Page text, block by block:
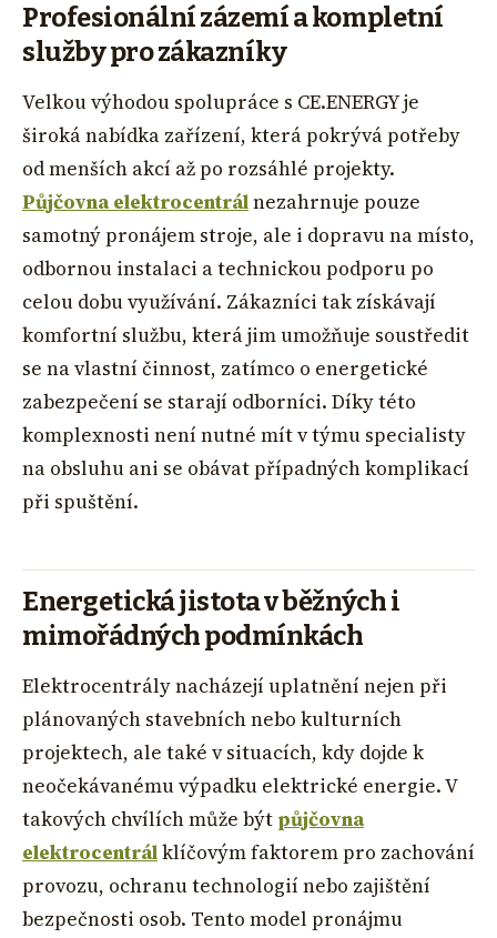
Profesionální zázemí a kompletní
služby pro zákazníky
Velkou výhodou spolupráce s CE.ENERGY je
široká nabídka zařízení, která pokrývá potřeby
od menších akcí až po rozsáhlé projekty.
Půjčovna elektrocentrálnezahrnuje pouze
samotný pronájem stroje, ale i dopravu na místo,
odbornou instalaci a technickou podporu po
celou dobu využívání. Zákazníci tak získávají
komfortní službu, která jim umožňuje soustředit
se na vlastní činnost, zatímco o energetické
zabezpečení se starají odborníci. Díky této
komplexnosti není nutné mít v týmu specialisty
na obsluhu ani se obávat případných komplikací
při spuštění.
Energetická jistota v běžných i
mimořádných podmínkách
Elektrocentrály nacházejí uplatnění nejen při
plánovaných stavebních nebo kulturních
projektech, ale také v situacích, kdy dojde k
neočekávanému výpadku elektrické energie. V
takových chvílích může být půjčovna
elektrocentrálklíčovým faktorem pro zachování
provozu, ochranu technologií nebo zajištění
bezpečnosti osob. Tento model pronájmu